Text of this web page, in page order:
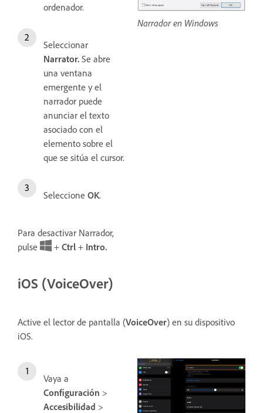
ordenador.
Seleccionar
Narrator. Se abre
una ventana
emergente y el
narrador puede
anunciar el texto
asociado con el
elemento sobre el
que se sitúa el cursor.
Seleccione OK.
Para desactivar Narrador,
pulse
+ Ctrl + Intro.
Narrador en Windows
iOS (VoiceOver)
Active el lector de pantalla (VoiceOver) en su dispositivo
iOS.
Vaya a
Configuración >
Accesibilidad >